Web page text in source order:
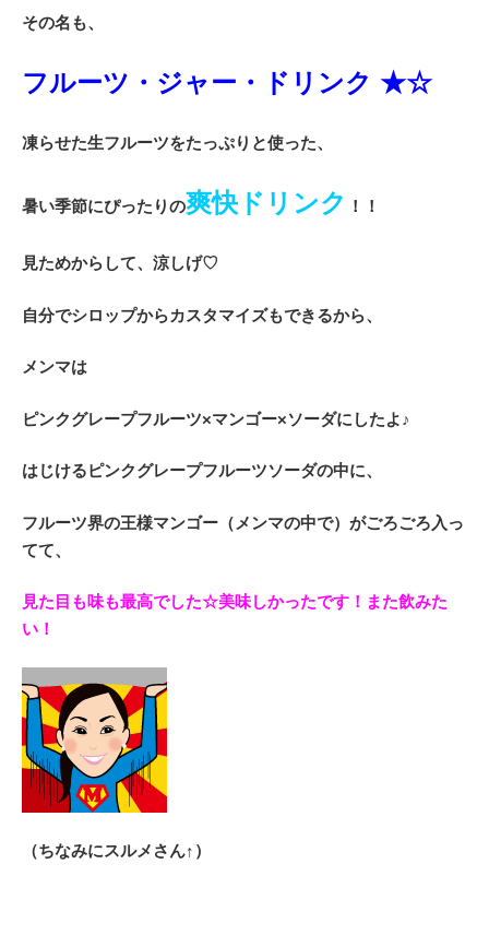
その名も、
フルーツ・ジャー・ドリンク ★☆
凍らせた生フルーツをたっぷりと使った、
暑い季節にぴったりの爽快ドリンク ！！
見ためからして、涼しげ♡
自分でシロップからカスタマイズもできるから、
メンマは
ピンクグレープフルーツ×マンゴー×ソーダにしたよ♪
はじけるピンクグレープフルーツソーダの中に、
フルーツ界の王様マンゴー（メンマの中で）がごろごろ入っ
てて、
見た目も味も最高でした☆美味しかったです！また飲みた
い！
（ちなみにスルメさん↑）